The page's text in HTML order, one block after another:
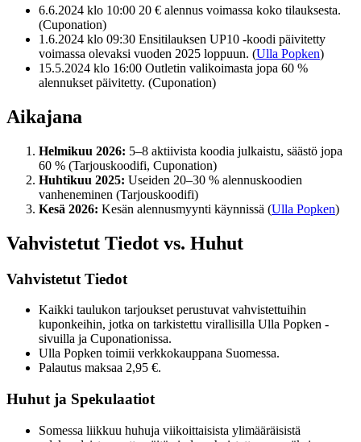
6.6.2024 klo 10:00 20 € alennus voimassa koko tilauksesta.
(Cuponation)
1.6.2024 klo 09:30 Ensitilauksen UP10 -koodi päivitetty
voimassa olevaksi vuoden 2025 loppuun. (Ulla Popken)
15.5.2024 klo 16:00 Outletin valikoimasta jopa 60 %
alennukset päivitetty. (Cuponation)
Aikajana
Helmikuu 2026: 5–8 aktiivista koodia julkaistu, säästö jopa
60 % (Tarjouskoodifi, Cuponation)
Huhtikuu 2025: Useiden 20–30 % alennuskoodien
vanheneminen (Tarjouskoodifi)
Kesä 2026: Kesän alennusmyynti käynnissä (Ulla Popken)
Vahvistetut Tiedot vs. Huhut
Vahvistetut Tiedot
Kaikki taulukon tarjoukset perustuvat vahvistettuihin
kuponkeihin, jotka on tarkistettu virallisilla Ulla Popken -
sivuilla ja Cuponationissa.
Ulla Popken toimii verkkokauppana Suomessa.
Palautus maksaa 2,95 €.
Huhut ja Spekulaatiot
Somessa liikkuu huhuja viikoittaisista ylimääräisistä